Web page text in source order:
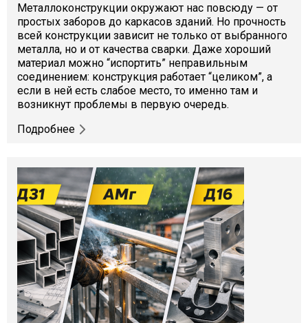
Металлоконструкции окружают нас повсюду — от
простых заборов до каркасов зданий. Но прочность
всей конструкции зависит не только от выбранного
металла, но и от качества сварки. Даже хороший
материал можно “испортить” неправильным
соединением: конструкция работает “целиком”, а
если в ней есть слабое место, то именно там и
возникнут проблемы в первую очередь.
Подробнее